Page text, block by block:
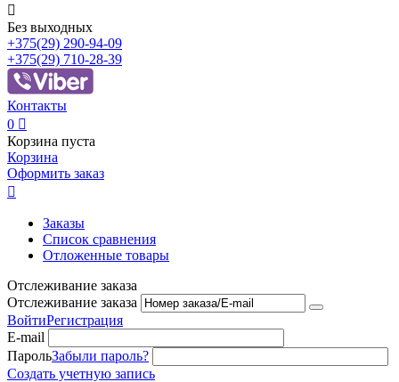

Без выходных
+375(29) 290-94-09
+375(29) 710-28-39
Контакты
0 
Корзина пуста
Корзина
Оформить заказ

Заказы
Список сравнения
Отложенные товары
Отслеживание заказа
Отслеживание заказа
ВойтиРегистрация
E-mail
ПарольЗабыли пароль?
Создать учетную запись